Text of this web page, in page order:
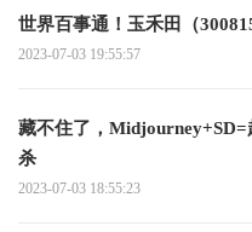
世界百事通！玉禾田（
2023-07-03 19:55:57
藏不住了，
杀
2023-07-03 18:55:23